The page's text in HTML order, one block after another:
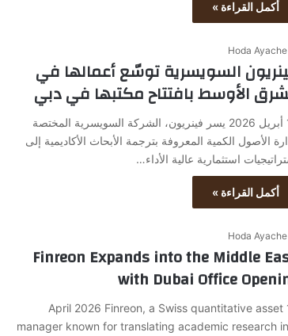
أكمل القراءة »
Hoda Ayache
السويسرية توسّع أعمالها في
الأوسط بافتتاح مكتبها في دبي
13 أبريل 2026 يسر فينريون، الشركة السويسرية المختصة
الأصول الكمية المعروفة بترجمة الأبحاث الأكاديمية إلى
استثمارية عالية الأداء…
أكمل القراءة »
Hoda Ayache
Finreon Expands into the Middle
with Dubai Office
13 April 2026 Finreon, a Swiss quantitative asset
manager known for translating academic research